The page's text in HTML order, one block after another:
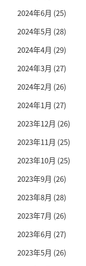
2024年6月 (25)
2024年5月 (28)
2024年4月 (29)
2024年3月 (27)
2024年2月 (26)
2024年1月 (27)
2023年12月 (26)
2023年11月 (25)
2023年10月 (25)
2023年9月 (26)
2023年8月 (28)
2023年7月 (26)
2023年6月 (27)
2023年5月 (26)